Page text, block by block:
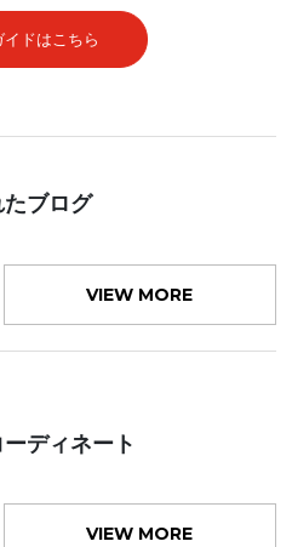
ドはこちら
たブログ
VIEW MORE
ディネート
VIEW MORE